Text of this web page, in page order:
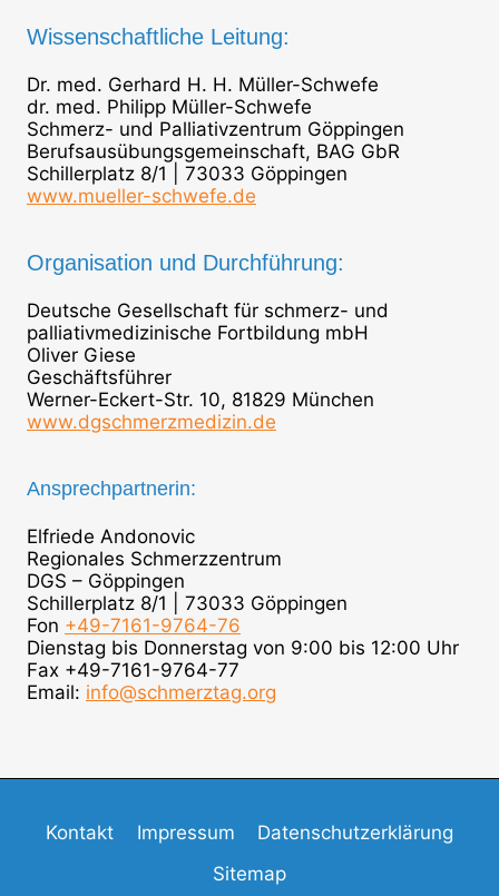
Wissenschaftliche Leitung:
Dr. med. Gerhard H. H. Müller-Schwefe
dr. med. Philipp Müller-Schwefe
Schmerz- und Palliativzentrum Göppingen
Berufsausübungsgemeinschaft, BAG GbR
Schillerplatz 8/1 | 73033 Göppingen
www.mueller-schwefe.de
Organisation und Durchführung:
Deutsche Gesellschaft für schmerz- und
palliativmedizinische Fortbildung mbH
Oliver Giese
Geschäftsführer
Werner-Eckert-Str. 10, 81829 München
www.dgschmerzmedizin.de
Ansprechpartnerin:
Elfriede Andonovic
Regionales Schmerzzentrum
DGS – Göppingen
Schillerplatz 8/1 | 73033 Göppingen
Fon +49-7161-9764-76
Dienstag bis Donnerstag von 9:00 bis 12:00 Uhr
Fax +49-7161-9764-77
Email: info@schmerztag.org
Kontakt Impressum
Datenschutzerklärung
Sitemap